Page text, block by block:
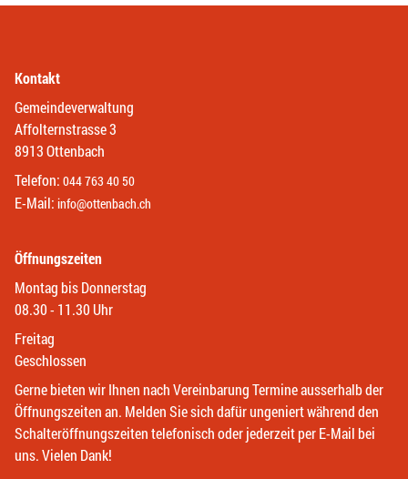
Kontakt
Gemeindeverwaltung
Affolternstrasse 3
8913 Ottenbach
Telefon: 044 763 40 50
E-Mail: info@ottenbach.ch
Öffnungszeiten
Montag bis Donnerstag
08.30 - 11.30 Uhr
Freitag
Geschlossen
Gerne bieten wir Ihnen nach Vereinbarung Termine ausserhalb der
Öffnungszeiten an. Melden Sie sich dafür ungeniert während den
Schalteröffnungszeiten telefonisch oder jederzeit per E-Mail bei
uns. Vielen Dank!